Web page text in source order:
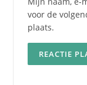
voor de
plaats.